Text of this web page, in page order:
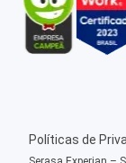
Políticas de